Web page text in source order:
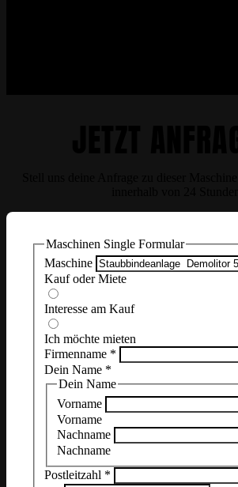
Maschinen Single Formular
Maschine
Kauf oder Miete
Interesse am Kauf
Ich möchte mieten
Firmenname *
Dein Name *
Dein Name
Vorname
Vorname
Nachname
Nachname
Postleitzahl *